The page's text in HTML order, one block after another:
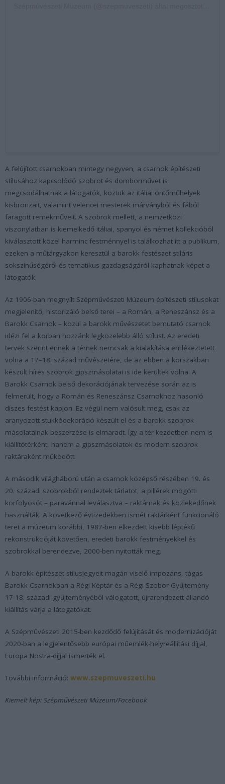
A felújított csarnokban mintegy negyven, a csarnok építészeti
stílusához kapcsolódó szobrot és domborművet is
megcsodálhatnak a látogatók, köztük az itáliai öntőműhelyek
kisbronzait, valamint velencei mesterek márványból és fából
faragott remekműveit. A szobrok mellett, a nemzetközi
viszonylatban is kiemelkedő itáliai, spanyol és német kollekcióból
kiválasztott közel harminc festménnyel is találkozhat itt a publikum,
ezeken a műtárgyakon keresztül a barokk festészet stiláris
sokszínűségéről és tematikus gazdagságáról kaphatnak képet a
látogatók.
Az 1906-ban megnyílt Szépművészeti Múzeum építészeti stílusokat
megjelenítő, historizáló belső terei – a Román, a Reneszánsz és a
Barokk Csarnok – közül a barokk művészetet bemutató csarnok
idézi fel a korban hozzánk legközelebb álló stílust. Az eredeti
tervek szerint ennek a térnek nemcsak a kialakítása emlékeztetett
volna a 17–18. század művészetére, de az ebben a korszakban
készült híres szobrok gipszmásolatai is ide kerültek volna. A
Barokk Csarnok belső dekorációjának tervezése során az is
felmerült, hogy a Román és Reneszánsz Csarnokhoz hasonló
díszes festést kapjon. Ez végül nem valósult meg, csak az
aranyozott stukkódekoráció készült el és a barokk szobrok
másolatainak beszerzése is elmaradt. Így a tér kezdetben nem is
kiállítótérként, hanem a gipszmásolatok és modern szobrok
raktáraként működött.
A második világháború után a csarnok középső részében 19. és
20. századi szobrokból rendeztek tárlatot, a pillérek mögötti
körfolyosót – paravánnal leválasztva – raktárnak és közlekedőnek
használták. A következő évtizedekben ismét raktárként funkcionáló
teret a múzeum korábbi, 1987-ben elkezdett kisebb léptékű
rekonstrukcióját követően, eredeti barokk festményekkel és
szobrokkal berendezve, 2000-ben nyitották meg.
A barokk építészet stílusjegyeit magán viselő impozáns, tágas
Barokk Csarnokban a Régi Képtár és a Régi Szobor Gyűjtemény
17-18. századi gyűjteményéből válogatott, újrarendezett állandó
kiállítás várja a látogatókat.
A Szépművészeti 2015-ben kezdődő felújítását és modernizációját
2020-ban a legjelentősebb európai műemlék-helyreállítási díjjal,
Europa Nostra-díjjal ismerték el.
További információ: www.szepmuveszeti.hu
Kiemelt kép: Szépművészeti Múzeum/Facebook